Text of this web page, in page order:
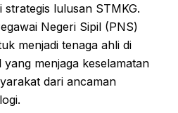
lulusan STMKG.
Negeri Sipil (PNS)
menjadi tenaga ahli di
menjaga keselamatan
dari ancaman